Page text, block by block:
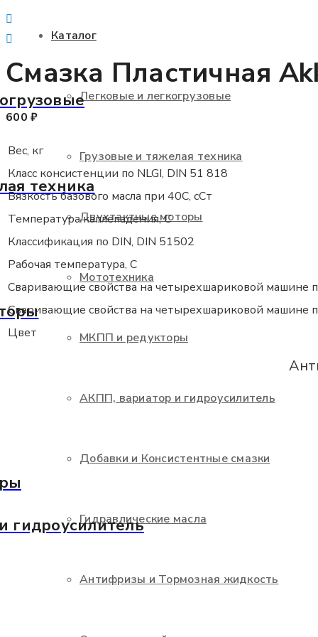
Каталог
Легковые и легкогрузовые
Грузовые и тяжелая техника
Двухтактные моторы
Мототехника
МКПП и редукторы
АКПП, вариатор и гидроусилитель
Добавки и Консистентные смазки
Гидравлические масла
Антифризы и Тормозная жидкость
Помощь в подборе
техника
гидроусилитель
Смазка Пластичная
600 ₽
Вес, кг
Класс консистенции по NLGI, DIN 51 818
Вязкость базового масла при 40С, сСт
Температура каплепадения, С
Классификация по DIN, DIN 51502
Рабочая температура, С
Сваривающие свойства на четырехшариковой машине
Сваривающие свойства на четырехшариковой машине
Цвет